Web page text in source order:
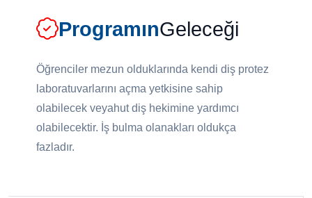
ProgramınGeleceği
Öğrenciler mezun olduklarında kendi diş protez
laboratuvarlarını açma yetkisine sahip
olabilecek veyahut diş hekimine yardımcı
olabilecektir. İş bulma olanakları oldukça
fazladır.